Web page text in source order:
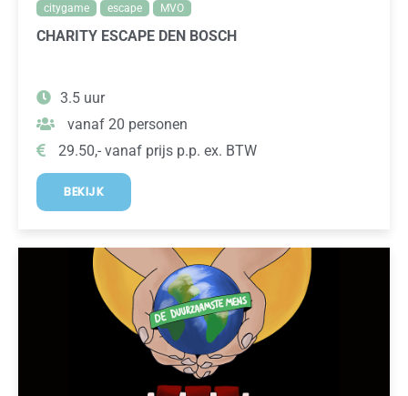
citygame escape MVO
CHARITY ESCAPE DEN BOSCH
3.5 uur
vanaf 20 personen
29.50,- vanaf prijs p.p. ex. BTW
BEKIJK